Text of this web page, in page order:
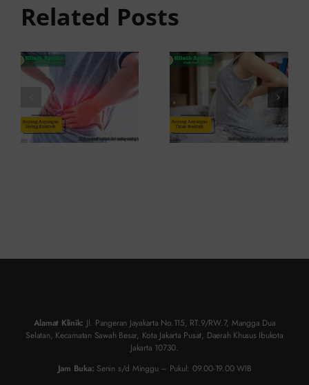
Related Posts
Sering
Kambuh
dan Cara
Atasinya
Penyebab
dan
Solusinya
Alamat Klinik: Jl. Pangeran Jayakarta No.115, RT.9/RW.7, Mangga Dua
Selatan, Kecamatan Sawah Besar, Kota Jakarta Pusat, Daerah Khusus Ibukota
Jakarta 10730.
Jam Buka: Senin s/d Minggu – Pukul: 09.00-19.00 WIB